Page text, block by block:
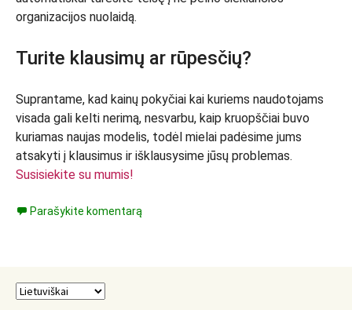
organizacijos nuolaidą.
Turite klausimų ar rūpesčių?
Suprantame, kad kainų pokyčiai kai kuriems naudotojams
visada gali kelti nerimą, nesvarbu, kaip kruopščiai buvo
kuriamas naujas modelis, todėl mielai padėsime jums
atsakyti į klausimus ir išklausysime jūsų problemas.
Susisiekite su mumis!
Parašykite komentarą